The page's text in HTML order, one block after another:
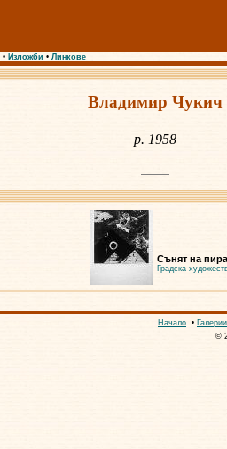
• Изложби • Линкове
Владимир Чукич
р. 1958
Сънят на
Градска
Начало • Галерии
©